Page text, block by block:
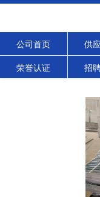
公司首页 供
荣誉认证 招